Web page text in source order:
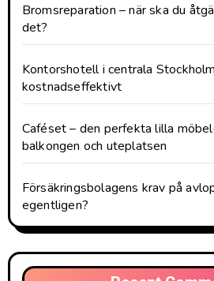
Bromsreparation – när ska du
det?
Kontorshotell i centrala
kostnadseffektivt
Caféset – den perfekta lilla
balkongen och uteplatsen
Försäkringsbolagens krav på
egentligen?